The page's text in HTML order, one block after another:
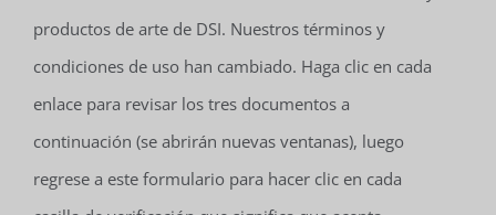
productos de arte de DSI. Nuestros términos y
condiciones de uso han cambiado. Haga clic en cada
enlace para revisar los tres documentos a
continuación (se abrirán nuevas ventanas), luego
regrese a este formulario para hacer clic en cada